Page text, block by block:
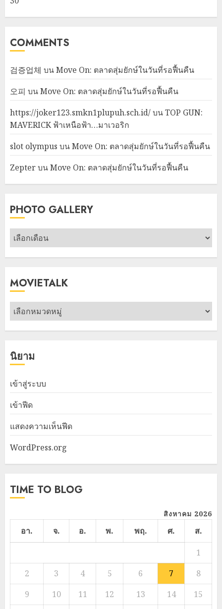
COMMENTS
검증업체 บนMove On: ตลาดสุ่มยักษ์ในวันที่รอฟื้นคืน
오피 บนMove On: ตลาดสุ่มยักษ์ในวันที่รอฟื้นคืน
https://joker123.smkn1plupuh.sch.id/บนTOP GUN:
MAVERICK ฟ้าเหนือฟ้า…มาเวอริก
slot olympus บนMove On: ตลาดสุ่มยักษ์ในวันที่รอฟื้นคืน
ZepterบนMove On: ตลาดสุ่มยักษ์ในวันที่รอฟื้นคืน
PHOTO GALLERY
Photo
Gallery
MOVIETALK
MovieTalk
นิยาม
เข้าสู่ระบบ
เข้าฟีด
แสดงความเห็นฟีด
WordPress.org
TIME TO BLOG
สิงหาคม 2026
อา. จ. อ. พ. พฤ. ศ.
ส.
1
2
3 4 5 6 7
8
9
10 11 12 13 14
15